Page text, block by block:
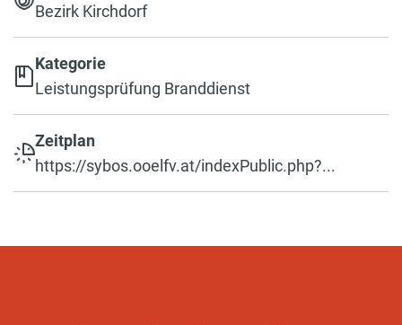
Bezirk Kirchdorf
Kategorie
Leistungsprüfung Branddienst
Zeitplan
https://sybos.ooelfv.at/indexPublic.php?...